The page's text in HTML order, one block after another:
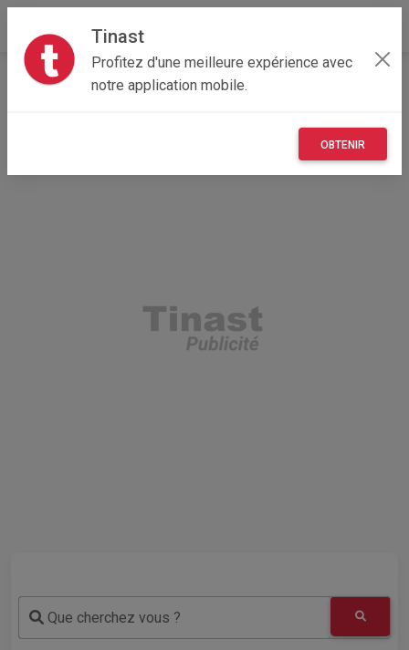
Tinast
Profitez d'une meilleure expérience avec
notre application mobile.
OBTENIR
Accueil Recherche
Centre-Val de Loire
Que cherchez vous ?